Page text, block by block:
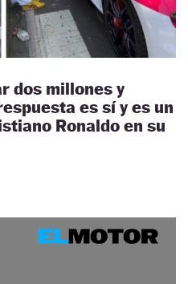
dos millones y
es sí y es un
Ronaldo en su